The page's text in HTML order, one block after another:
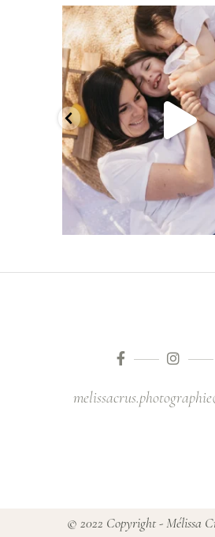
melcrsphoto
Mai 21
© 2022 Copyright - Mélissa